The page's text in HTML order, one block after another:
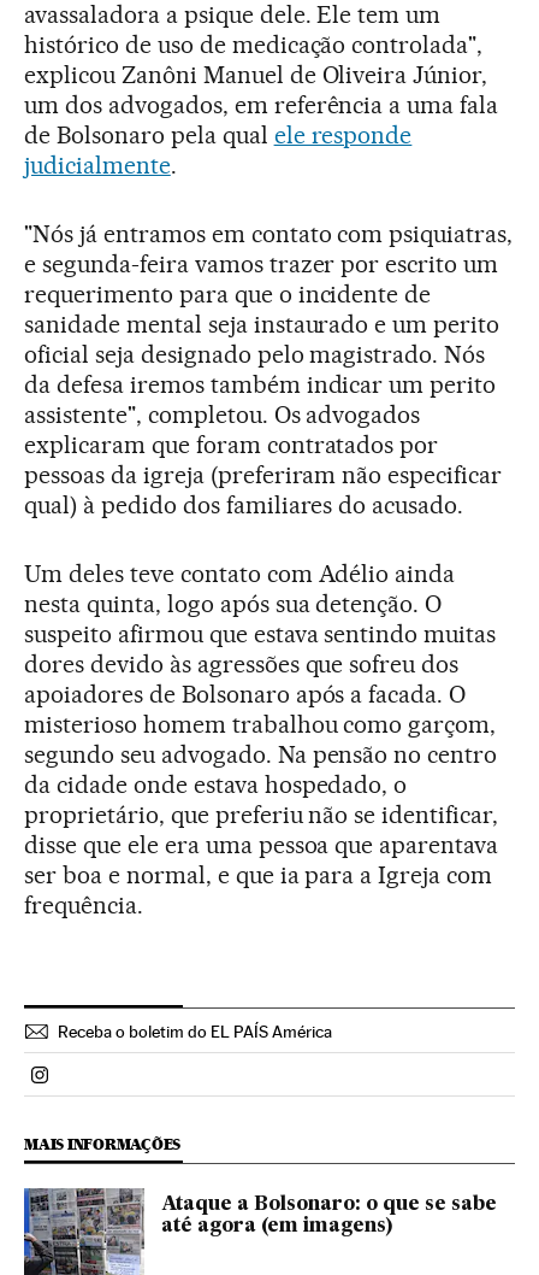
avassaladora a psique dele. Ele tem um
histórico de uso de medicação controlada",
explicou Zanôni Manuel de Oliveira Júnior,
um dos advogados, em referência a uma fala
de Bolsonaro pela qual ele responde
judicialmente.
"Nós já entramos em contato com psiquiatras,
e segunda-feira vamos trazer por escrito um
requerimento para que o incidente de
sanidade mental seja instaurado e um perito
oficial seja designado pelo magistrado. Nós
da defesa iremos também indicar um perito
assistente", completou. Os advogados
explicaram que foram contratados por
pessoas da igreja (preferiram não especificar
qual) à pedido dos familiares do acusado.
Um deles teve contato com Adélio ainda
nesta quinta, logo após sua detenção. O
suspeito afirmou que estava sentindo muitas
dores devido às agressões que sofreu dos
apoiadores de Bolsonaro após a facada. O
misterioso homem trabalhou como garçom,
segundo seu advogado. Na pensão no centro
da cidade onde estava hospedado, o
proprietário, que preferiu não se identificar,
disse que ele era uma pessoa que aparentava
ser boa e normal, e que ia para a Igreja com
frequência.
Receba o boletim do EL PAÍS América
Politica El País Brasil en Instagram
MAIS INFORMAÇÕES
Ataque a Bolsonaro: o que se sabe
até agora (em imagens)